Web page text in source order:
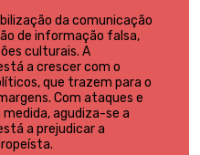
da comunicação
de informação falsa,
culturais. A
a crescer com o
que trazem para o
Com ataques e
agudiza-se a
a prejudicar a